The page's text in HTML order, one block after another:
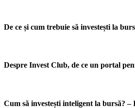
De ce și cum trebuie să investești la
Despre Invest Club, de ce un portal
Cum să investești inteligent la bursă?